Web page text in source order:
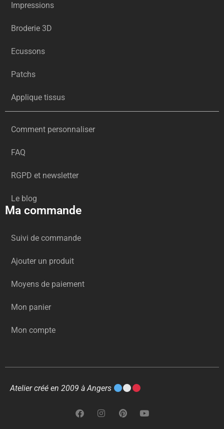
Impressions
Broderie 3D
Ecussons
Patchs
Applique tissus
Comment personnaliser
FAQ
RGPD et newsletter
Le blog
Ma commande
Suivi de commande
Ajouter un produit
Moyens de paiement
Mon panier
Mon compte
Atelier créé en 2009 à Angers